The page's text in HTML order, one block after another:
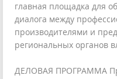
главная площадка для
диалога между
производителями и
региональных органов
ДЕЛОВАЯ ПРОГРАММА